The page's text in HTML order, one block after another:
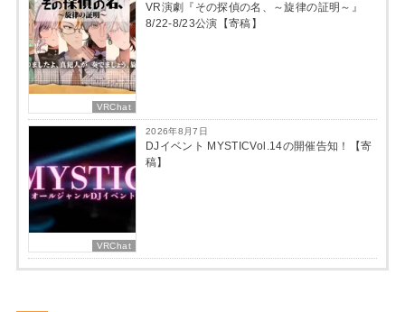
VRChat
VR演劇『その探偵の名、～旋律の証明～』
8/22-8/23公演【寄稿】
VRChat
2026年8月7日
DJイベント MYSTICVol.14の開催告知！【寄
稿】